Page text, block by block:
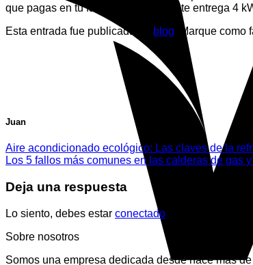
que pagas en tu factura, la máquina te entrega 4
Esta entrada fue publicada en
blog . Marque como
Juan
Aire acondicionado ecológico: Las claves de la
Los 5 fallos más comunes en las calderas de gas
Deja una respuesta
Lo siento, debes estar conectado para publicar un
Sobre nosotros
Somos una empresa dedicada desde hace más